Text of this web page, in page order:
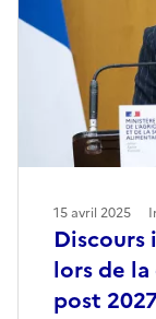
lors de
post
15 avril 2025